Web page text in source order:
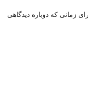
زمانی که دوباره دیدگاهی